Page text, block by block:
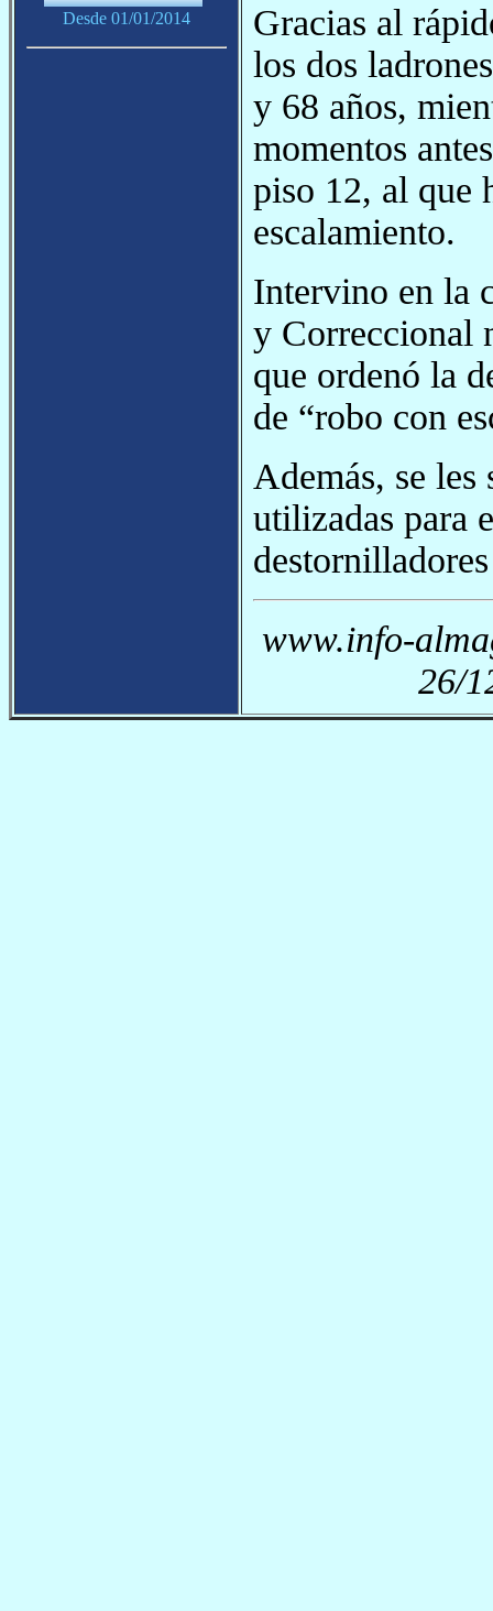
Desde 01/01/2014
Gracias al
los dos
y 68 años,
momentos
piso 12, al que
escalamiento.
Intervino en la
y Correccional
que ordenó la
de “robo con
Además, se les
utilizadas para
www.info-
26/